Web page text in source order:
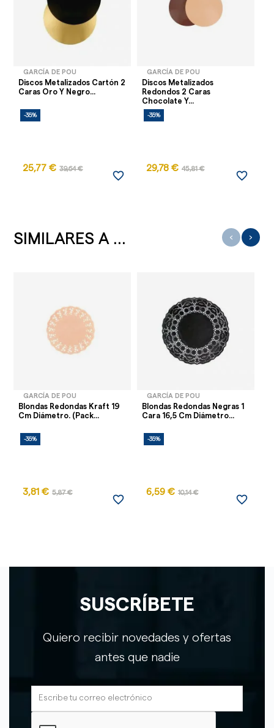
GARCÍA DE POU
Discos Metalizados Cartón 2
Caras Oro Y Negro...
-35%
25,77 € 39,64 €
favorite_border
GARCÍA DE POU
Discos Metalizados
Redondos 2 Caras
Chocolate Y...
-35%
29,78 € 45,81 €
favorite_border
SIMILARES A ...
GARCÍA DE POU
Blondas Redondas Kraft 19
Cm Diámetro. (Pack...
-35%
3,81 € 5,87 €
favorite_border
GARCÍA DE POU
Blondas Redondas Negras 1
Cara 16,5 Cm Diámetro...
-35%
6,59 € 10,14 €
favorite_border
‹ ›
SUSCRÍBETE
Quiero recibir novedades y ofertas
antes que nadie